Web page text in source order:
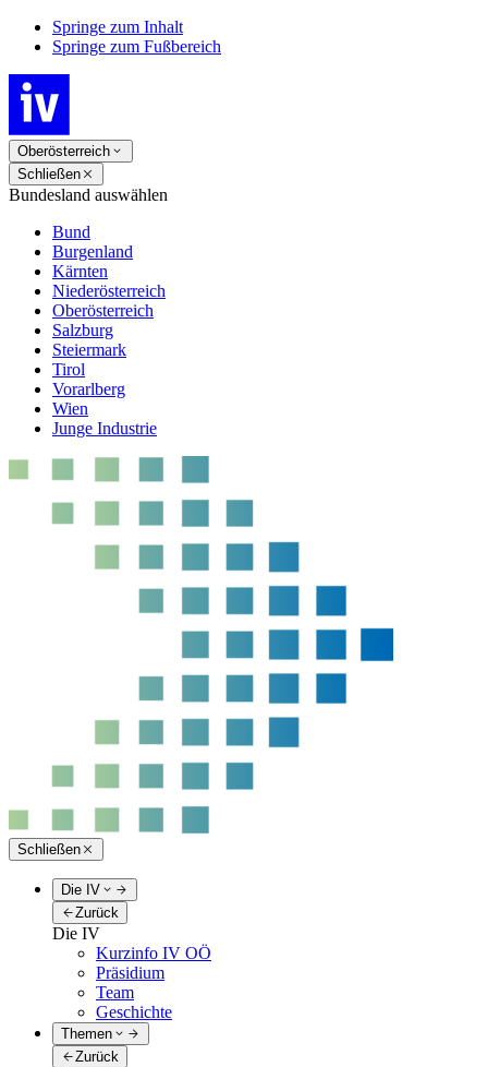
Springe zum Inhalt
Springe zum Fußbereich
Oberösterreich
Schließen
Bundesland auswählen
Bund
Burgenland
Kärnten
Niederösterreich
Oberösterreich
Salzburg
Steiermark
Tirol
Vorarlberg
Wien
Junge Industrie
Schließen
Die IV
Zurück
Die IV
Kurzinfo IV OÖ
Präsidium
Team
Geschichte
Themen
Zurück